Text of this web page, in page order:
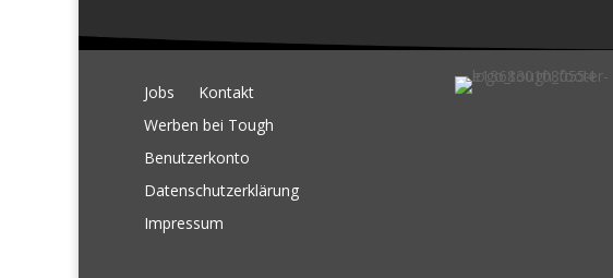
Jobs
Kontakt
Werben bei Tough
Benutzerkonto
Datenschutzerklärung
Impressum